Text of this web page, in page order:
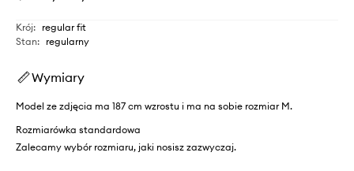
Krój: regular fit
Stan: regularny
Wymiary
Model ze zdjęcia ma 187 cm wzrostu i ma na sobie rozmiar M.
Rozmiarówka standardowa
Zalecamy wybór rozmiaru, jaki nosisz zazwyczaj.